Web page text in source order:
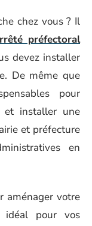
chez vous ? Il
préfectoral
devez installer
De même que
pour
et installer une
et préfecture
en
aménager votre
idéal pour vos